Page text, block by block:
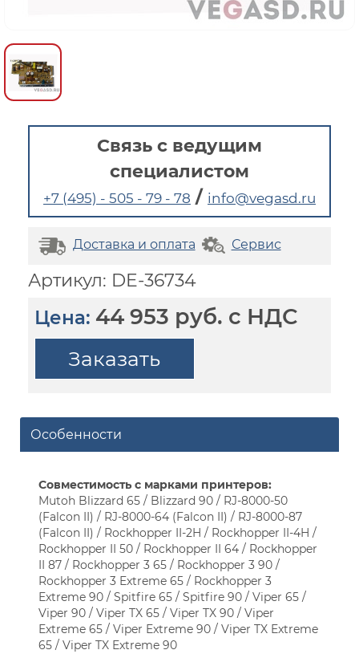
Связь с ведущим
специалистом
+7 (495) - 505 - 79 - 78 / info@vegasd.ru
Доставка и оплата Сервис
Артикул: DE-36734
Цена: 44 953 руб. с НДС
Заказать
Особенности
Совместимость с марками принтеров:
Mutoh Blizzard 65 / Blizzard 90 / RJ-8000-50
(Falcon II) / RJ-8000-64 (Falcon II) / RJ-8000-87
(Falcon II) / Rockhopper II-2H / Rockhopper II-4H /
Rockhopper II 50 / Rockhopper II 64 / Rockhopper
II 87 / Rockhopper 3 65 / Rockhopper 3 90 /
Rockhopper 3 Extreme 65 / Rockhopper 3
Extreme 90 / Spitfire 65 / Spitfire 90 / Viper 65 /
Viper 90 / Viper TX 65 / Viper TX 90 / Viper
Extreme 65 / Viper Extreme 90 / Viper TX Extreme
65 / Viper TX Extreme 90